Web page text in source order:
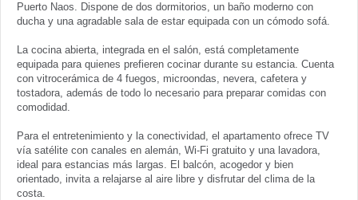
Puerto Naos. Dispone de dos dormitorios, un baño moderno con
ducha y una agradable sala de estar equipada con un cómodo sofá.
La cocina abierta, integrada en el salón, está completamente
equipada para quienes prefieren cocinar durante su estancia. Cuenta
con vitrocerámica de 4 fuegos, microondas, nevera, cafetera y
tostadora, además de todo lo necesario para preparar comidas con
comodidad.
Para el entretenimiento y la conectividad, el apartamento ofrece TV
vía satélite con canales en alemán, Wi-Fi gratuito y una lavadora,
ideal para estancias más largas. El balcón, acogedor y bien
orientado, invita a relajarse al aire libre y disfrutar del clima de la
costa.